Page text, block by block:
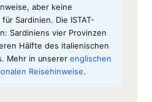
aber keine
Sardinien. Die ISTAT-
Sardiniens vier Provinzen
Hälfte des italienischen
Mehr in unserer englischen
Reisehinweise.